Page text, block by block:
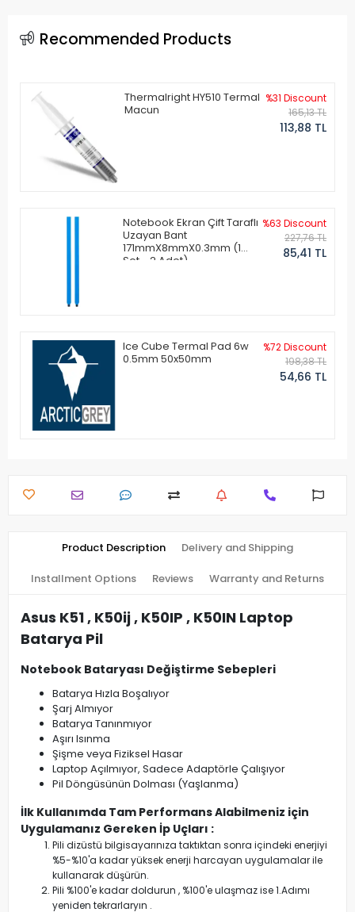
Recommended Products
Thermalright HY510 Termal
Macun
%31 Discount
165,13 TL
113,88 TL
Notebook Ekran Çift Taraflı
Uzayan Bant
171mmX8mmX0.3mm (1
Set - 2 Adet)
%63 Discount
227,76 TL
85,41 TL
Ice Cube Termal Pad 6w
0.5mm 50x50mm
%72 Discount
198,38 TL
54,66 TL
Product Description Delivery and Shipping
Installment Options Reviews Warranty and Returns
Asus K51 , K50ij , K50IP , K50IN Laptop
Batarya Pil
Notebook Bataryası Değiştirme Sebepleri
Batarya Hızla Boşalıyor
Şarj Almıyor
Batarya Tanınmıyor
Aşırı Isınma
Şişme veya Fiziksel Hasar
Laptop Açılmıyor, Sadece Adaptörle Çalışıyor
Pil Döngüsünün Dolması (Yaşlanma)
İlk Kullanımda Tam Performans Alabilmeniz için
Uygulamanız Gereken İp Uçları :
Pili dizüstü bilgisayarınıza taktıktan sonra içindeki enerjiyi
%5-%10'a kadar yüksek enerji harcayan uygulamalar ile
kullanarak düşürün.
Pili %100'e kadar doldurun , %100'e ulaşmaz ise 1.Adımı
yeniden tekrarlaryın .